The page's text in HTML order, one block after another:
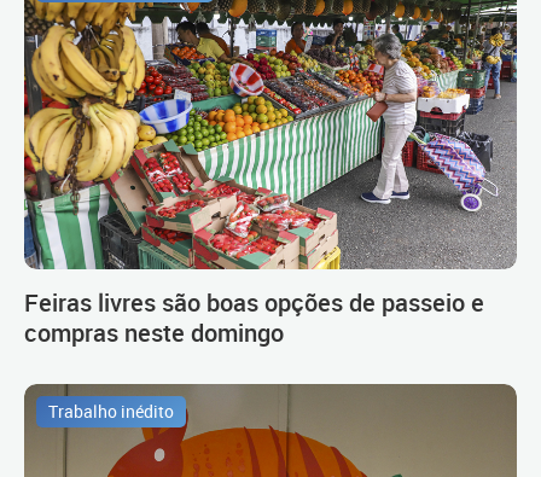
Feiras livres são boas opções de passeio e
compras neste domingo
Trabalho inédito